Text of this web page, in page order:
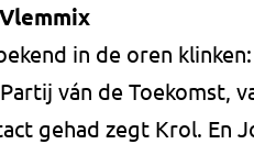
in de oren
ván de Toekomst,
gehad zegt Krol. En